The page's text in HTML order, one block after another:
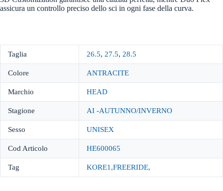
assicura un controllo preciso dello sci in ogni fase della curva.
Taglia 26.5, 27.5, 28.5
Colore ANTRACITE
Marchio HEAD
Stagione AI -AUTUNNO/INVERNO
Sesso UNISEX
Cod Articolo HE600065
Tag KORE1,FREERIDE,